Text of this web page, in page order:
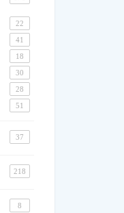
22
41
18
30
28
51
37
218
8